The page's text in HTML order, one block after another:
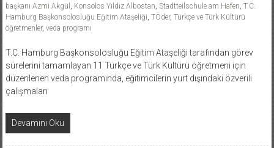
başkanı Azmi Akgül
Konsolos Yıldız Albostan Stadtteilschule am Hafen T.C.
Hamburg Başkonsolosluğu Eğitim Ataşeliği TÖder, Türkçe ve Türk Kültürü
öğretmenler, veda programı
T.C. Hamburg Başkonsolosluğu Eğitim Ataşeliği tarafından görev
sürelerini tamamlayan 11 Türkçe ve Türk Kültürü öğretmeni için
düzenlenen veda programında, eğitimcilerin yurt dışındaki özverili
çalışmaları
Devamını Oku